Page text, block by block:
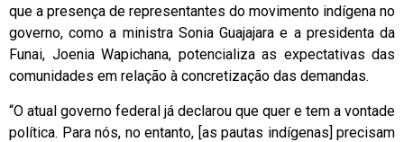
que a presença de representantes do movimento indígena no
governo, como a ministra Sonia Guajajara e a presidenta da
Funai, Joenia Wapichana, potencializa as expectativas das
comunidades em relação à concretização das demandas.
“O atual governo federal já declarou que quer e tem a vontade
política. Para nós, no entanto, [as pautas indígenas] precisam